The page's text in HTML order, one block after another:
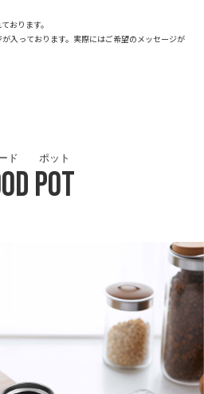
おります。
入っております。実際にはご希望のメッセージが
ド
Pot
ポット